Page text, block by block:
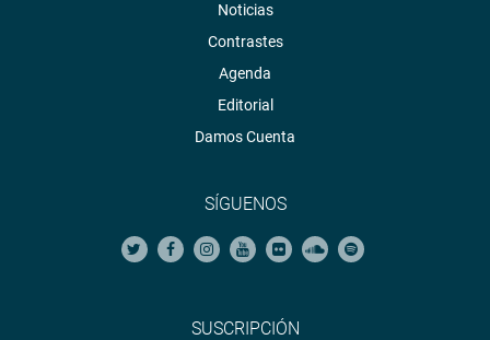
Noticias
Contrastes
Agenda
Editorial
Damos Cuenta
SÍGUENOS
SUSCRIPCIÓN